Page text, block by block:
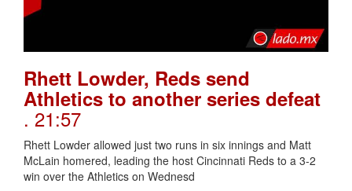
Rhett Lowder, Reds send
Athletics to another series defeat
. 21:57
Rhett Lowder allowed just two runs in six innings and Matt
McLain homered, leading the host Cincinnati Reds to a 3-2
win over the Athletics on Wednesd